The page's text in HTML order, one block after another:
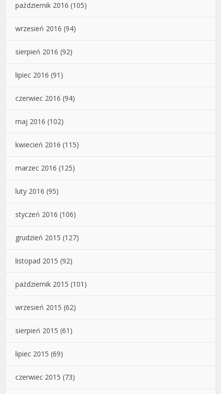
październik 2016 (105)
wrzesień 2016 (94)
sierpień 2016 (92)
lipiec 2016 (91)
czerwiec 2016 (94)
maj 2016 (102)
kwiecień 2016 (115)
marzec 2016 (125)
luty 2016 (95)
styczeń 2016 (106)
grudzień 2015 (127)
listopad 2015 (92)
październik 2015 (101)
wrzesień 2015 (62)
sierpień 2015 (61)
lipiec 2015 (69)
czerwiec 2015 (73)